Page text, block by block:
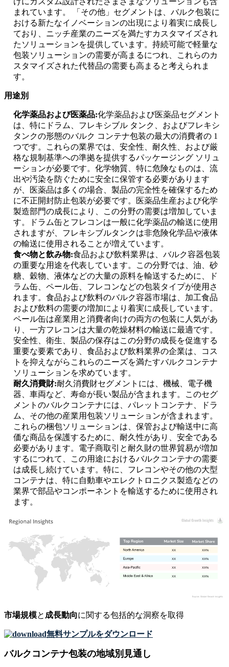
まれています。 「その他」セグメントは、バルク包装に
おける新たなイノベーションの出現により着実に成長し
ており、ニッチ産業のニーズを満たすカスタマイズされ
たソリューションを提供しています。持続可能で軽量な
包装ソリューションの需要が高まるにつれ、これらのカ
スタマイズされた代替品の需要も高まると考えられま
す。
用途別
化学薬品および医薬品:化学薬品および医薬品セグメント
は、特にドラム、フレキシブル タンク、およびフレキシ
タンクの形態のバルク コンテナ包装の最大の消費者の 1
つです。これらの業界では、安全性、耐久性、および厳
格な規制基準への準拠を提供するパッケージング ソリュ
ーションが必要です。化学物質、特に危険なものは、流
出や汚染を防ぐために安全に保管する必要があります
が、医薬品は多くの場合、製品の完全性を確保するため
に不正開封防止包装が必要です。医薬品生産および化学
製造部門の成長により、この分野の需要は増加していま
す。ドラム缶とフレコンは一般に化学薬品の輸送に使用
されますが、フレキシブルタンクは非危険化学品や液体
の輸送に使用されることが増えています。
食べ物と飲み物:食品および飲料業界は、バルク容器包装
の重要な用途を代表しています。この分野では、油、砂
糖、穀物、液体などの大量の原料を輸送するために、ド
ラム缶、ペール缶、フレコンなどの包装タイプが使用さ
れます。食品および飲料のバルク容器市場は、加工食品
および飲料の需要の増加により着実に成長しています。
ペール缶は産業用と消費者向けの両方の包装に人気があ
り、一方フレコンは大量の乾燥材料の輸送に最適です。
安全性、衛生、製品の保存はこの分野の成長を促進する
重要な要素であり、食品および飲料業界の企業は、コス
トを抑えながらこれらのニーズを満たすバルクコンテナ
ソリューションを求めています。
耐久消費財:耐久消費財セグメントには、機械、電子機
器、車両など、寿命が長い製品が含まれます。このセグ
メントのバルクコンテナには、パレットコンテナ、ドラ
ム、その他の産業用包装ソリューションが含まれます。
これらの梱包ソリューションは、保管および輸送中に高
価な商品を保護するために、耐久性があり、安全である
必要があります。電子商取引と耐久財の世界貿易が増加
するにつれて、この用途におけるバルクコンテナの需要
は成長し続けています。特に、フレコンやその他の大型
コンテナは、特に自動車やエレクトロニクス製造などの
業界で部品やコンポーネントを輸送するために使用され
ます。
XX%
XX
XX%
XX
XX%
XX
XX%
XX
市場規模と 成長動向に関する包括的な洞察を取得
無料サンプルをダウンロード
バルクコンテナ包装の地域別見通し